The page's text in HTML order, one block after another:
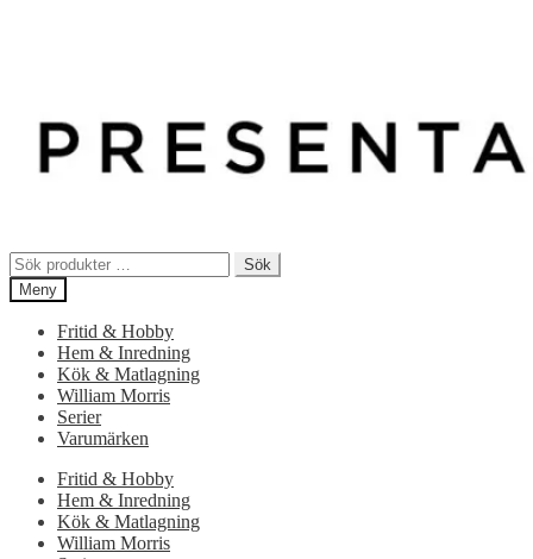
Sök
efter:
Sök
Meny
Fritid & Hobby
Hem & Inredning
Kök & Matlagning
William Morris
Serier
Varumärken
Fritid & Hobby
Hem & Inredning
Kök & Matlagning
William Morris